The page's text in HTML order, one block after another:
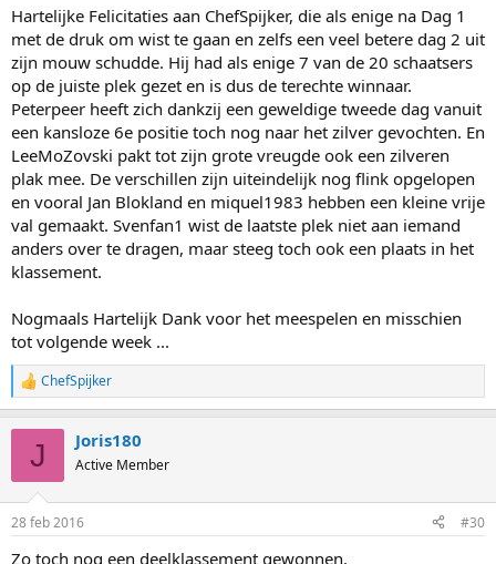
Hartelijke Felicitaties aan ChefSpijker, die als enige na Dag 1
met de druk om wist te gaan en zelfs een veel betere dag 2 uit
zijn mouw schudde. Hij had als enige 7 van de 20 schaatsers
op de juiste plek gezet en is dus de terechte winnaar.
Peterpeer heeft zich dankzij een geweldige tweede dag vanuit
een kansloze 6e positie toch nog naar het zilver gevochten. En
LeeMoZovski pakt tot zijn grote vreugde ook een zilveren
plak mee. De verschillen zijn uiteindelijk nog flink opgelopen
en vooral Jan Blokland en miquel1983 hebben een kleine vrije
val gemaakt. Svenfan1 wist de laatste plek niet aan iemand
anders over te dragen, maar steeg toch ook een plaats in het
klassement.
Nogmaals Hartelijk Dank voor het meespelen en misschien
tot volgende week ...
R
e
s
ChefSpijker
J Joris180
Active Member
28 feb 2016 #30
Zo toch nog een deelklassement gewonnen.